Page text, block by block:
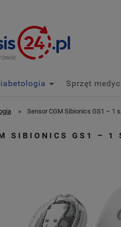
Sprzęt
» Sensor CGM Sibionics GS1 – 1
SIBIONICS GS1 – 1